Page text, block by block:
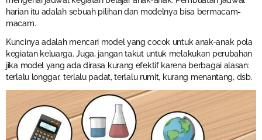
harian itu adalah sebuah pilihan dan modelnya bisa bermacam-
macam.
Kuncinya adalah mencari model yang cocok untuk anak-anak pola
kegiatan keluarga. Juga, jangan takut untuk melakukan perubahan
jika model yang ada dirasa kurang efektif karena berbagai alasan:
terlalu longgar, terlalu padat, terlalu rumit, kurang menantang, dsb.